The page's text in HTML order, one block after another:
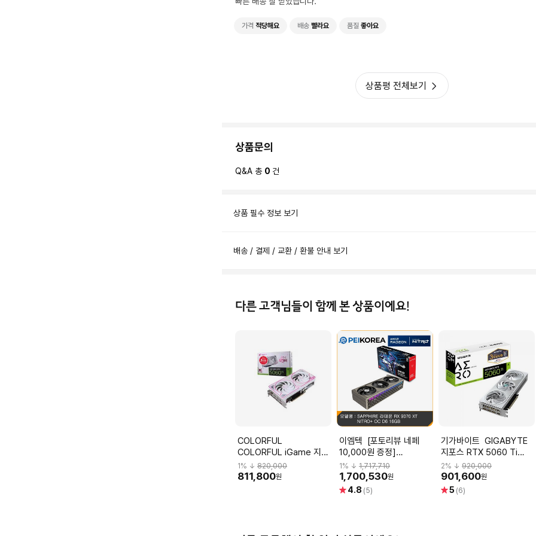
가격 적당해요 배송 빨라요 품질 좋아요
상품평 전체보기
상품문의
Q&A 총 0 건
상품 필수 정보 보기
배송 / 결제 / 교환 / 환불 안내 보기
다른 고객님들이 함께 본 상품이에요!
COLORFUL
COLORFUL iGame 지포
스 RTX 5060 Ti ULTRA
DUO OC White D7 8GB
1 % ↓ 820,000
811,800원
이엠텍 [포토리뷰 네페
10,000원 증정]
[PEIKOREA] SAPPHIRE
라데온 RX 9070 XT
NITRO+ OC D6 16GB
1 % ↓ 1,717,710
1,700,530원
별 4.8 (5)
기가바이트 GIGABYTE
지포스 RTX 5060 Ti
AERO OC D7 8GB 피씨
디렉트S
2% ↓ 920,000
901,600원
별 5 (6)